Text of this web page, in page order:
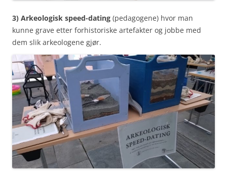
3) Arkeologisk speed-dating (pedagogene) hvor man
kunne grave etter forhistoriske artefakter og jobbe med
dem slik arkeologene gjør.